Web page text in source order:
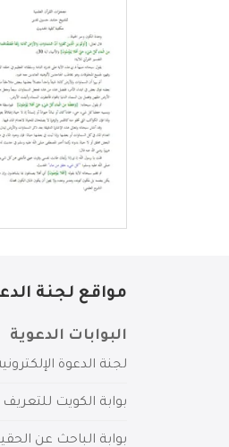
مواقع لجنة
البوابات الدعوية
لجنة الدعوة
بوابة الكويت للتعريف
بوابة الباحث عن